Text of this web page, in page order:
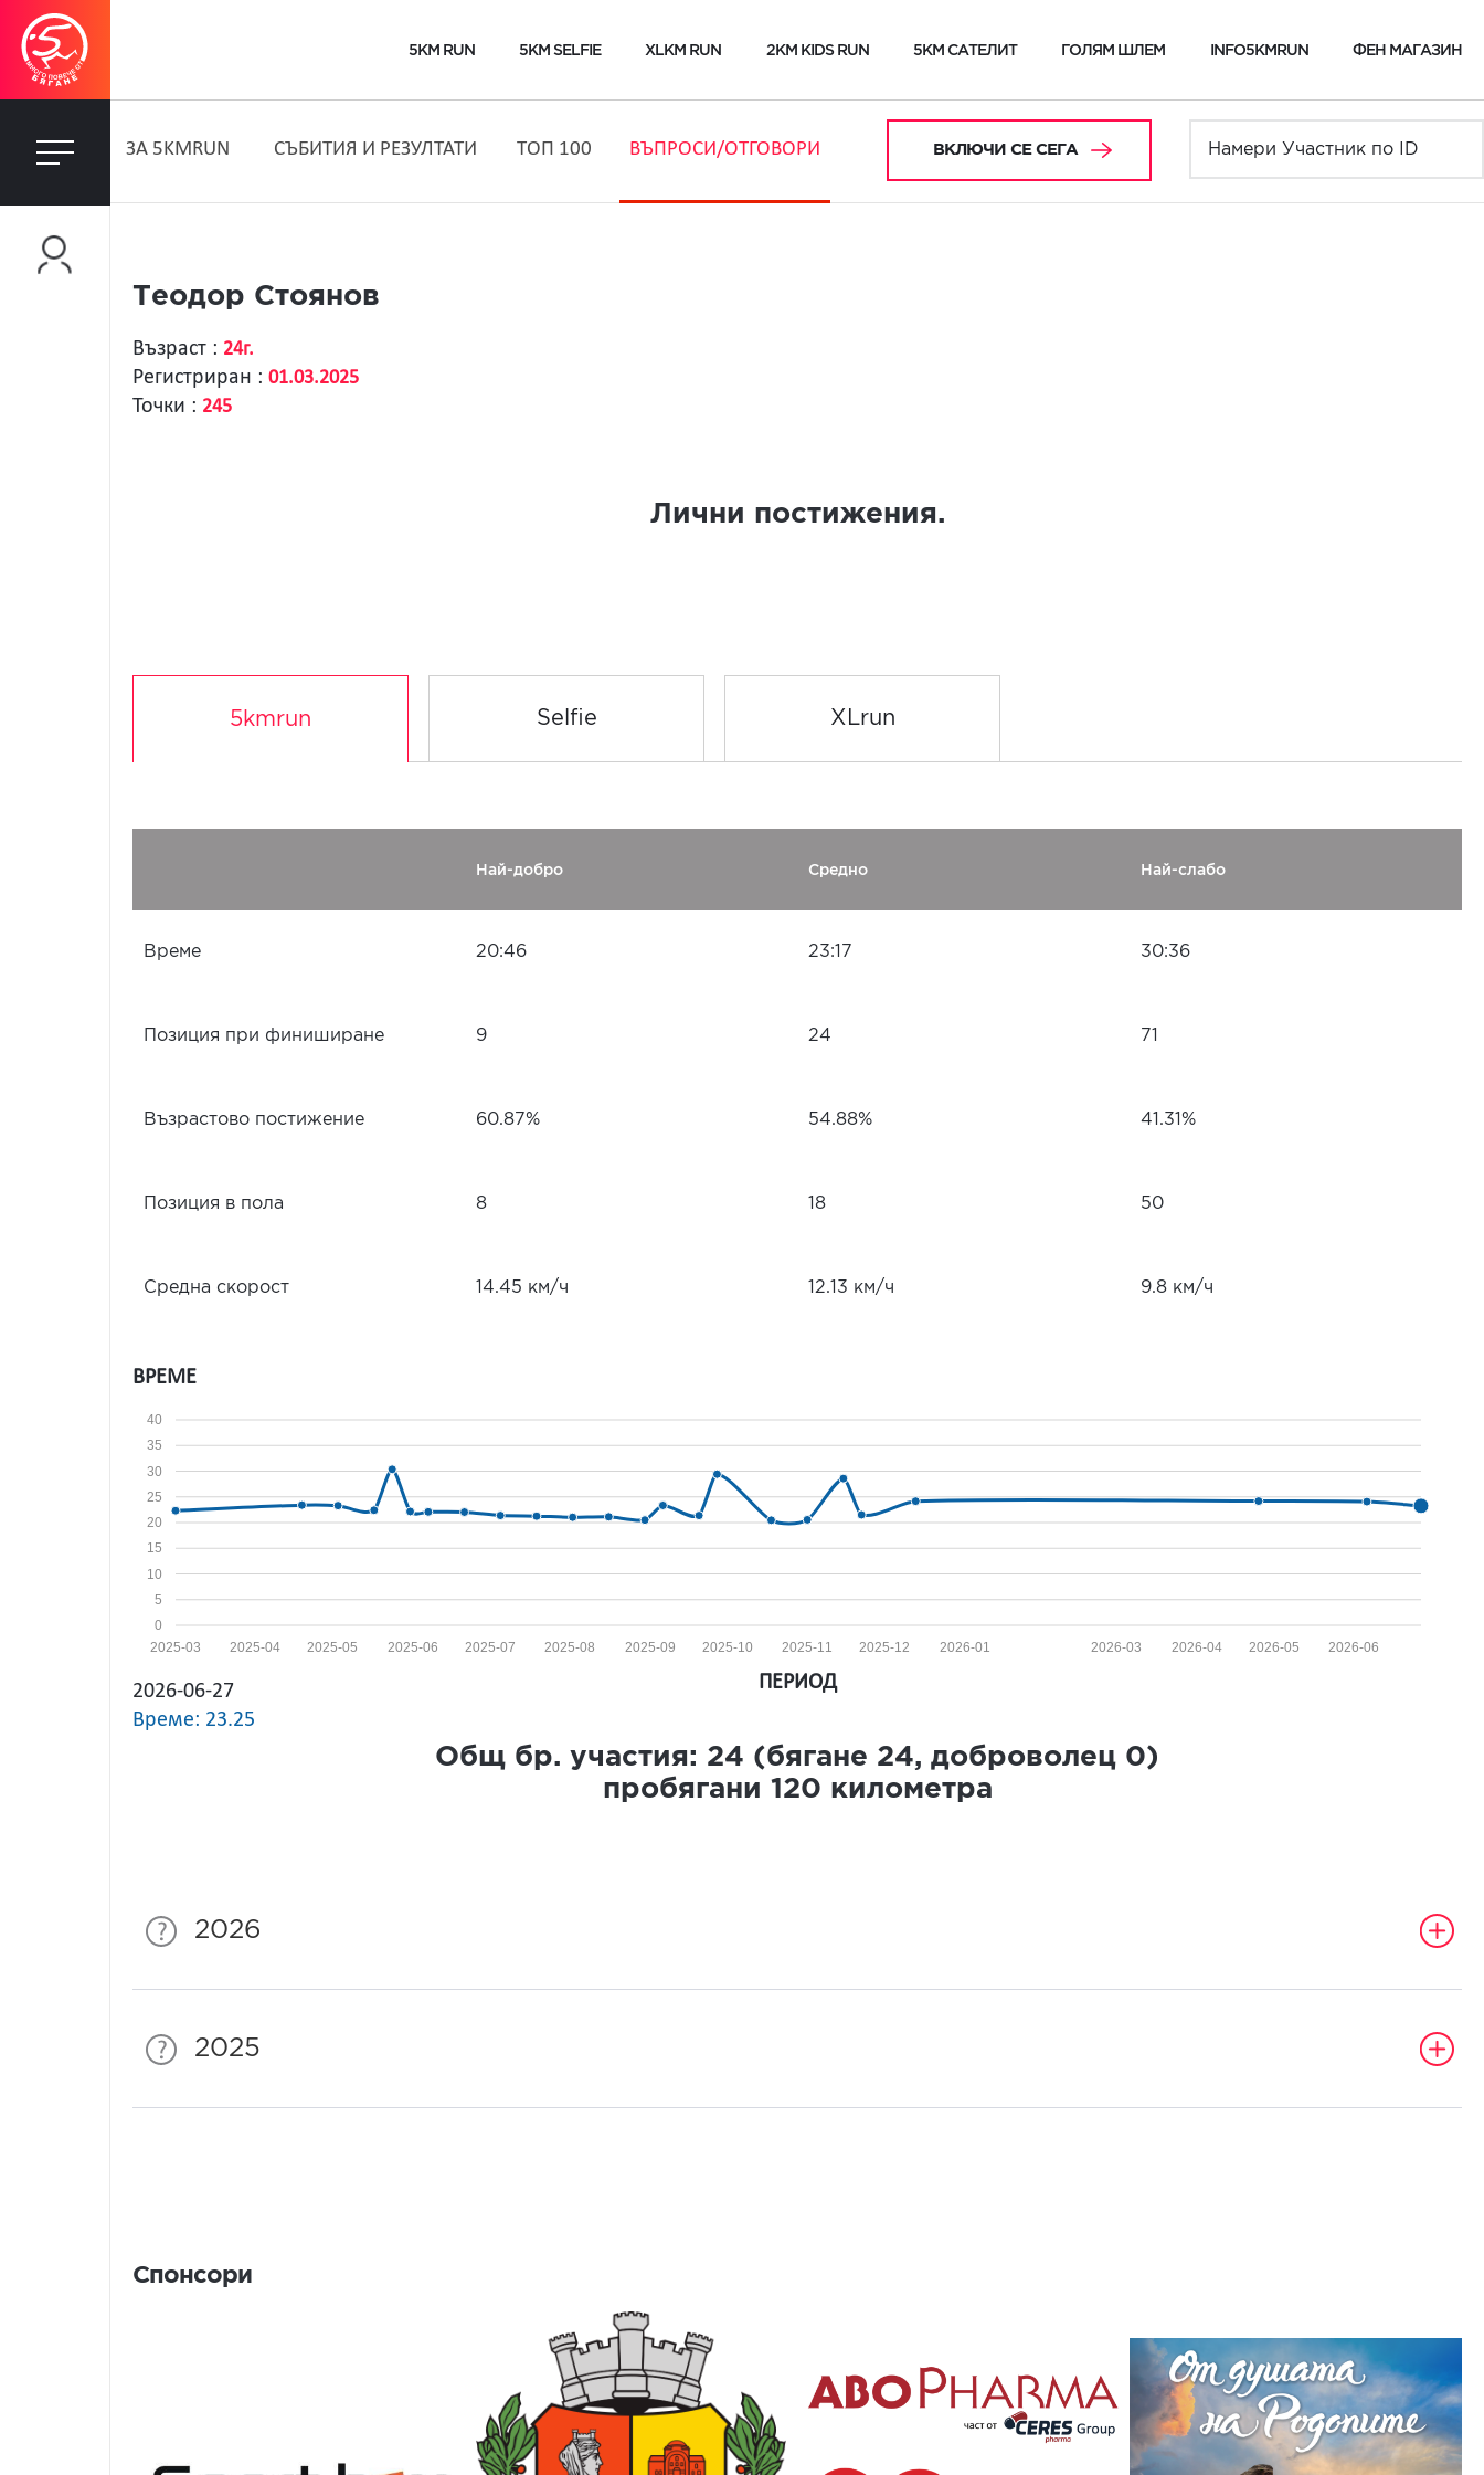
5KM RUN 5KM SELFIE XLKM RUN 2KM KIDS RUN 5KM САТЕЛИТ ГОЛЯМ ШЛЕМ INFO5KMRUN ФЕН МАГАЗИН
ЗA 5KMRUN СЪБИТИЯ И РЕЗУЛТАТИ ТОП 100 ВЪПРОСИ/ОТГОВОРИ ВКЛЮЧИ СЕ СЕГА
Теодор Стоянов
Възраст : 24г.
Регистриран : 01.03.2025
Точки : 245
Лични постижения.
5kmrun Selfie XLrun
Най-добро Средно Най-слабо
Време 20:46 23:17 30:36
Позиция при финиширане 9 24 71
Възрастово постижение 60.87% 54.88% 41.31%
Позиция в пола 8 18 50
Средна скорост 14.45 км/ч 12.13 км/ч 9.8 км/ч
ВРЕМЕ
0
5
10
15
20
25
30
35
40
2026-06
2026-05
2026-04
2026-03
2026-01
2025-12
2025-11
2025-10
2025-09
2025-08
2025-07
2025-06
2025-05
2025-04
2025-03
2026-06-27
Време: 23.25
ПЕРИОД
Общ бр. участия: 24 (бягане 24, доброволец 0)
пробягани 120 километра
2026
2025
Спонсори